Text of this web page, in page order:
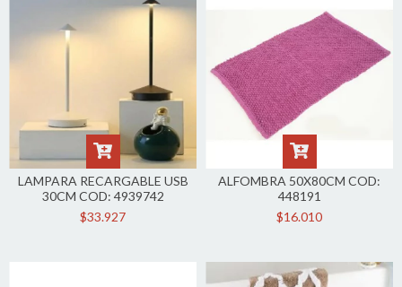
LAMPARA RECARGABLE USB
30CM COD: 4939742
$33.927
ALFOMBRA 50X80CM COD:
448191
$16.010